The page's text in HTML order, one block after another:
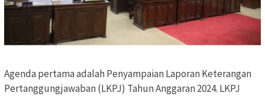
Agenda pertama adalah Penyampaian Laporan Keterangan
Pertanggungjawaban (LKPJ) Tahun Anggaran 2024. LKPJ